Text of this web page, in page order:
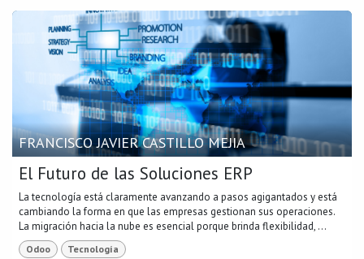
FRANCISCO JAVIER CASTILLO MEJIA
El Futuro de las Soluciones ERP
La tecnología está claramente avanzando a pasos agigantados y está
cambiando la forma en que las empresas gestionan sus operaciones.
La migración hacia la nube es esencial porque brinda flexibilidad, ...
Odoo Tecnología